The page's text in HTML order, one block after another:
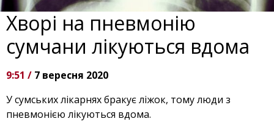
Хворі на пневмонію
сумчани лікуються вдома
9:51 / 7 вересня 2020
У сумських лікарнях бракує ліжок, тому люди з
пневмонією лікуються вдома.